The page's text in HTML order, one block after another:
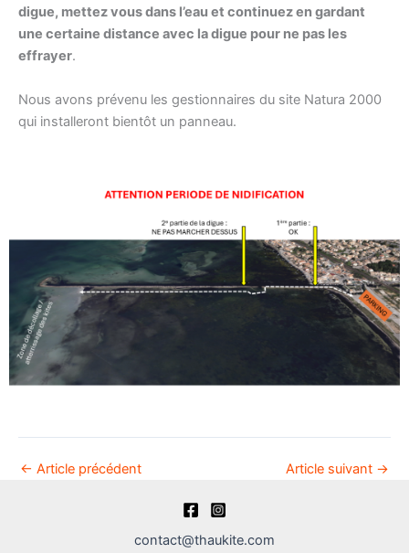
digue, mettez vous dans l’eau et continuez en gardant
une certaine distance avec la digue pour ne pas les
effrayer.
Nous avons prévenu les gestionnaires du site Natura 2000
qui installeront bientôt un panneau.
← Article précédent Article suivant →
contact@thaukite.com